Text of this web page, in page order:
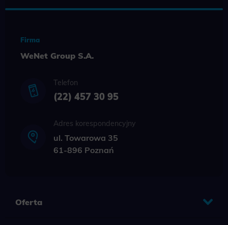
Firma
WeNet Group S.A.
Telefon
(22) 457 30 95
Adres korespondencyjny
ul. Towarowa 35
61-896 Poznań
Oferta